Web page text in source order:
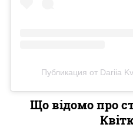
Публикация от Dariia
Що відомо про